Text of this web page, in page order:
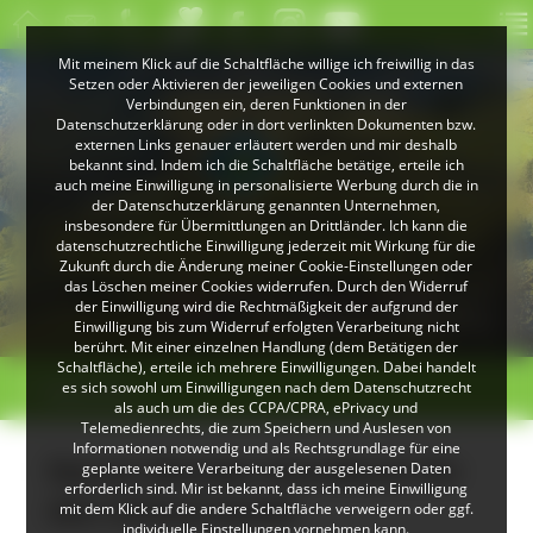
Schwarzwaldlandschaft
© Jürgen Gocke
Waldkauz
© VDN-Fotoportal/Petra Küster
Übersicht>
Neues Wander-Handbuch für
den Schwarzwald
Mit meinem Klick auf die Schaltfläche willige ich freiwillig in das
Setzen oder Aktivieren der jeweiligen Cookies und externen
Verbindungen ein, deren Funktionen in der
Datenschutzerklärung oder in dort verlinkten Dokumenten bzw.
externen Links genauer erläutert werden und mir deshalb
bekannt sind. Indem ich die Schaltfläche betätige, erteile ich
auch meine Einwilligung in personalisierte Werbung durch die in
der Datenschutzerklärung genannten Unternehmen,
insbesondere für Übermittlungen an Drittländer. Ich kann die
datenschutzrechtliche Einwilligung jederzeit mit Wirkung für die
Zukunft durch die Änderung meiner Cookie-Einstellungen oder
das Löschen meiner Cookies widerrufen. Durch den Widerruf
der Einwilligung wird die Rechtmäßigkeit der aufgrund der
Einwilligung bis zum Widerruf erfolgten Verarbeitung nicht
berührt. Mit einer einzelnen Handlung (dem Betätigen der
Schaltfläche), erteile ich mehrere Einwilligungen. Dabei handelt
es sich sowohl um Einwilligungen nach dem Datenschutzrecht
als auch um die des CCPA/CPRA, ePrivacy und
Telemedienrechts, die zum Speichern und Auslesen von
Informationen notwendig und als Rechtsgrundlage für eine
geplante weitere Verarbeitung der ausgelesenen Daten
erforderlich sind. Mir ist bekannt, dass ich meine Einwilligung
mit dem Klick auf die andere Schaltfläche verweigern oder ggf.
individuelle Einstellungen vornehmen kann.